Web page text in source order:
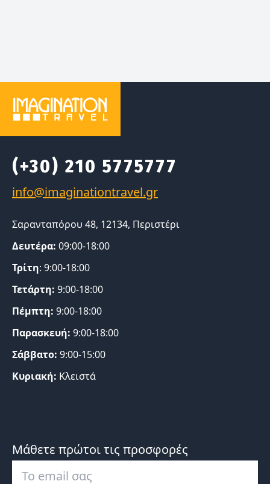
(+30) 210 5775777
Σαρανταπόρου 48, 12134, Περιστέρι
Δευτέρα: 09:00-18:00
Τρίτη: 9:00-18:00
Τετάρτη: 9:00-18:00
Πέμπτη: 9:00-18:00
Παρασκευή: 9:00-18:00
Σάββατο: 9:00-15:00
Κυριακή: Κλειστά
Μάθετε πρώτοι τις προσφορές